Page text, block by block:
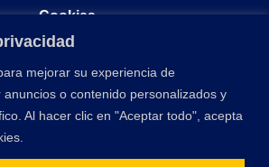
mejorar su experiencia de
o contenido personalizados y
Al hacer clic en "Aceptar todo", acepta
Cookies
de privacidad